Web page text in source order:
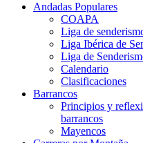
Andadas Populares
COAPA
Liga de
Liga Ibérica de
Liga de
Calendario
Clasificaciones
Barrancos
Principios y
barrancos
Mayencos